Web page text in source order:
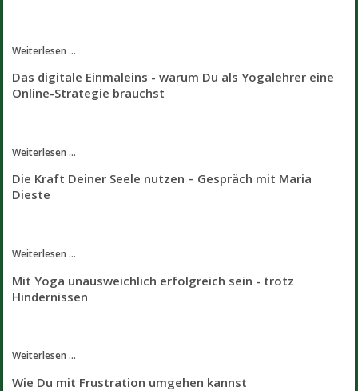
Weiterlesen ...
Das digitale Einmaleins - warum Du als Yogalehrer eine
Online-Strategie brauchst
Weiterlesen ...
Die Kraft Deiner Seele nutzen – Gespräch mit Maria
Dieste
Weiterlesen ...
Mit Yoga unausweichlich erfolgreich sein - trotz
Hindernissen
Weiterlesen ...
Wie Du mit Frustration umgehen kannst